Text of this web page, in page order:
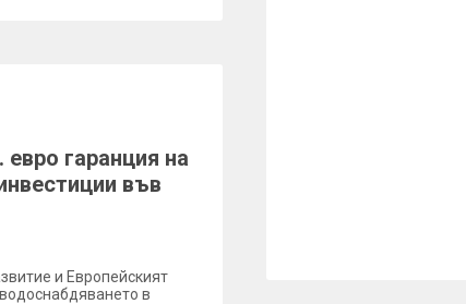
гаранция на
във
и Европейският
в